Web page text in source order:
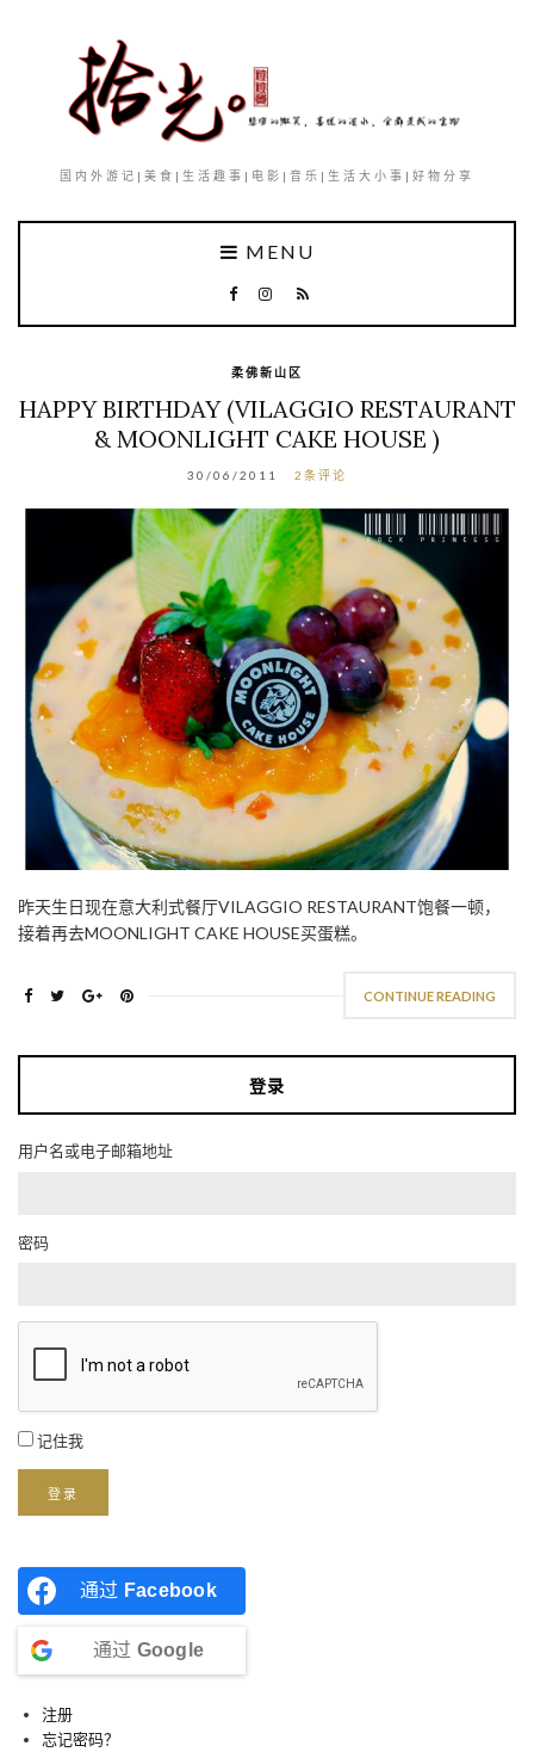
国内外游记|美食|生活趣事|电影|音乐|生活大小事|好物分享
MENU
柔佛新山区
HAPPY BIRTHDAY (VILAGGIO RESTAURANT
& MOONLIGHT CAKE HOUSE )
30/06/2011 2条评论
昨天生日现在意大利式餐厅VILAGGIO RESTAURANT饱餐一顿，
接着再去MOONLIGHT CAKE HOUSE买蛋糕。
CONTINUE READING
登录
用户名或电子邮箱地址
密码
记住我
登录
通过 Facebook
通过 Google
注册
忘记密码？